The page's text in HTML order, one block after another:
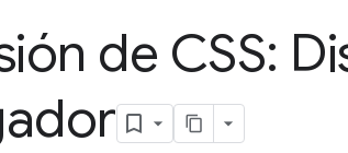
de CSS: